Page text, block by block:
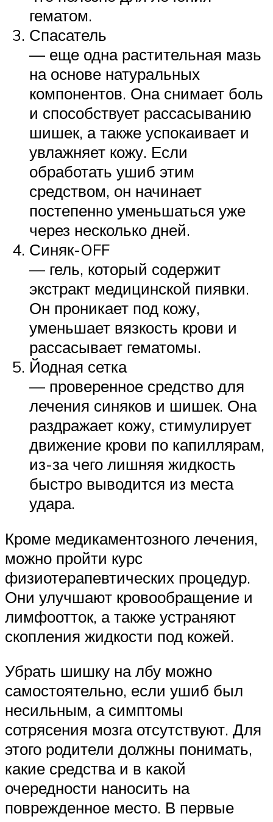
гематом.
Спасатель
— еще одна растительная мазь
на основе натуральных
компонентов. Она снимает боль
и способствует рассасыванию
шишек, а также успокаивает и
увлажняет кожу. Если
обработать ушиб этим
средством, он начинает
постепенно уменьшаться уже
через несколько дней.
Синяк-OFF
— гель, который содержит
экстракт медицинской пиявки.
Он проникает под кожу,
уменьшает вязкость крови и
рассасывает гематомы.
Йодная сетка
— проверенное средство для
лечения синяков и шишек. Она
раздражает кожу, стимулирует
движение крови по капиллярам,
из-за чего лишняя жидкость
быстро выводится из места
удара.
Кроме медикаментозного лечения,
можно пройти курс
физиотерапевтических процедур.
Они улучшают кровообращение и
лимфоотток, а также устраняют
скопления жидкости под кожей.
Убрать шишку на лбу можно
самостоятельно, если ушиб был
несильным, а симптомы
сотрясения мозга отсутствуют. Для
этого родители должны понимать,
какие средства и в какой
очередности наносить на
поврежденное место. В первые